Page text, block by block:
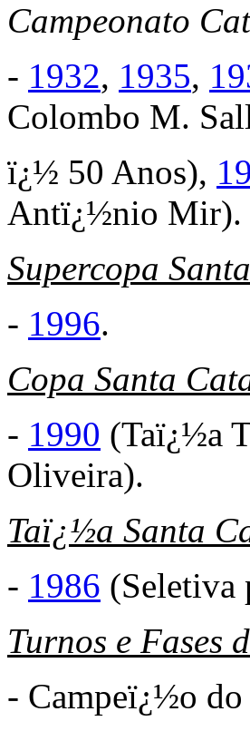
Campeonato
- 1932, 1935,
Colombo M.
ï¿½ 50 Anos),
Antï¿½nio Mir).
Supercopa
- 1996.
Copa Santa
- 1990 (Taï¿½a
Oliveira).
Taï¿½a Santa
- 1986 (Seletiva
Turnos e Fases
- Campeï¿½o